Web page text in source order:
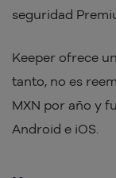
seguridad
Keeper ofrece
tanto, no es
MXN por año y
Android e iOS.